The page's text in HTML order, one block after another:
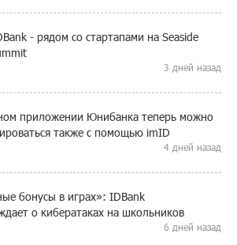
- рядом со стартапами на Seaside
3 дней назад
приложении Юнибанка теперь можно
также с помощью imID
4 дней назад
бонусы в играх»: IDBank
о кибератаках на школьников
6 дней назад